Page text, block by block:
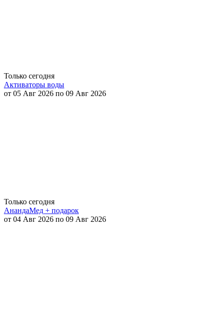
Только сегодня
Активаторы воды
от 05 Авг 2026 по 09 Авг 2026
Только сегодня
АнандаМед + подарок
от 04 Авг 2026 по 09 Авг 2026